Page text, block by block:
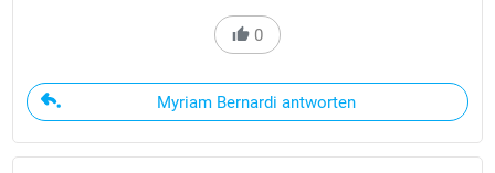
0
Myriam Bernardi antworten